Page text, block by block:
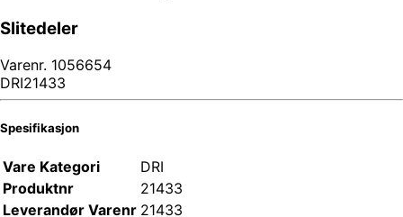
Slitedeler
Varenr. 1056654
DRI21433
Spesifikasjon
Vare Kategori
DRI
Produktnr
21433
Leverandør Varenr 21433